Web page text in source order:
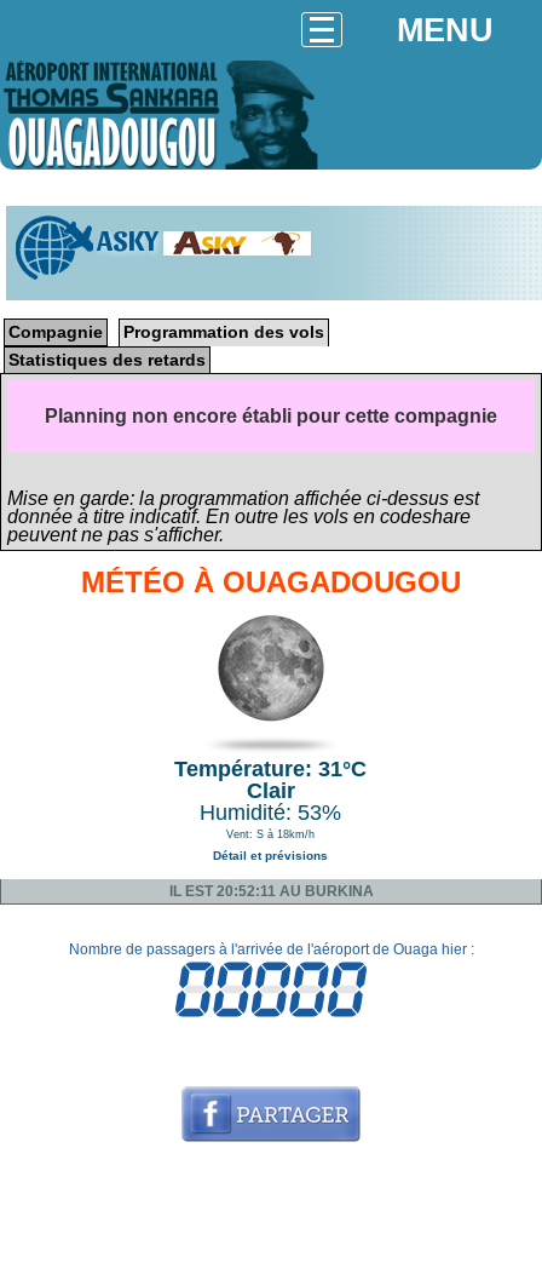
MENU
ASKY
Compagnie
Programmation des vols
Statistiques des retards
Planning non encore établi pour cette compagnie
Mise en garde: la programmation affichée ci-dessus est
donnée à titre indicatif. En outre les vols en codeshare
peuvent ne pas s'afficher.
MÉTÉO À OUAGADOUGOU
Température: 31°C
Clair
Humidité: 53%
Vent: S à 18km/h
Détail et prévisions
IL EST 20:52:11 AU BURKINA
Nombre de passagers à l'arrivée de l'aéroport de Ouaga hier :